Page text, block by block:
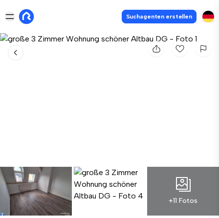
Suchagenten erstellen
+11 Fotos